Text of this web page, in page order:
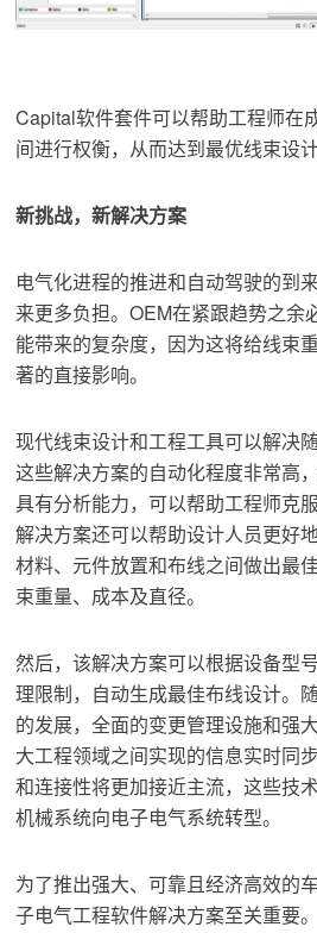
Capital软件套件可以帮助工程师在
间进行权衡，从而达到最优线束设计
新挑战，新解决方案
电气化进程的推进和自动驾驶的到
来更多负担。OEM在紧跟趋势之余
能带来的复杂度，因为这将给线束
著的直接影响。
现代线束设计和工程工具可以解决
这些解决方案的自动化程度非常高
具有分析能力，可以帮助工程师克
解决方案还可以帮助设计人员更好
材料、元件放置和布线之间做出最
束重量、成本及直径。
然后，该解决方案可以根据设备型
理限制，自动生成最佳布线设计。
的发展，全面的变更管理设施和强
大工程领域之间实现的信息实时同
和连接性将更加接近主流，这些技
机械系统向电子电气系统转型。
为了推出强大、可靠且经济高效的
子电气工程软件解决方案至关重要。